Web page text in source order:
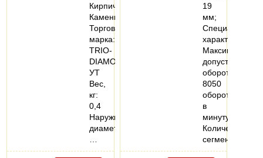
Кирпич;
Камень
Торговая
марка:
TRIO-
DIAMOND
УТ
Вес,
кг:
0,4
Наружный
диаметр,
19
мм;
Специальные
Максимально
допустимые
обороты
8050
оборотов
в
минуту;
Количество
сегментов…